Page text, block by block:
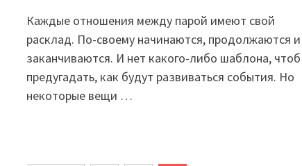
Каждые отношения между парой имеют свой
расклад. По-своему начинаются, продолжаются и
заканчиваются. И нет какого-либо шаблона, чтоб
предугадать, как будут развиваться события. Но
некоторые вещи …